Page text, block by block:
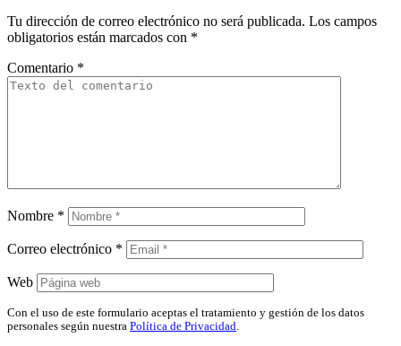
Tu dirección de correo electrónico no será publicada. Los campos
obligatorios están marcados con *
Comentario *
Nombre *
Correo electrónico *
Web
Con el uso de este formulario aceptas el tratamiento y gestión de los datos
personales según nuestra Política de Privacidad.